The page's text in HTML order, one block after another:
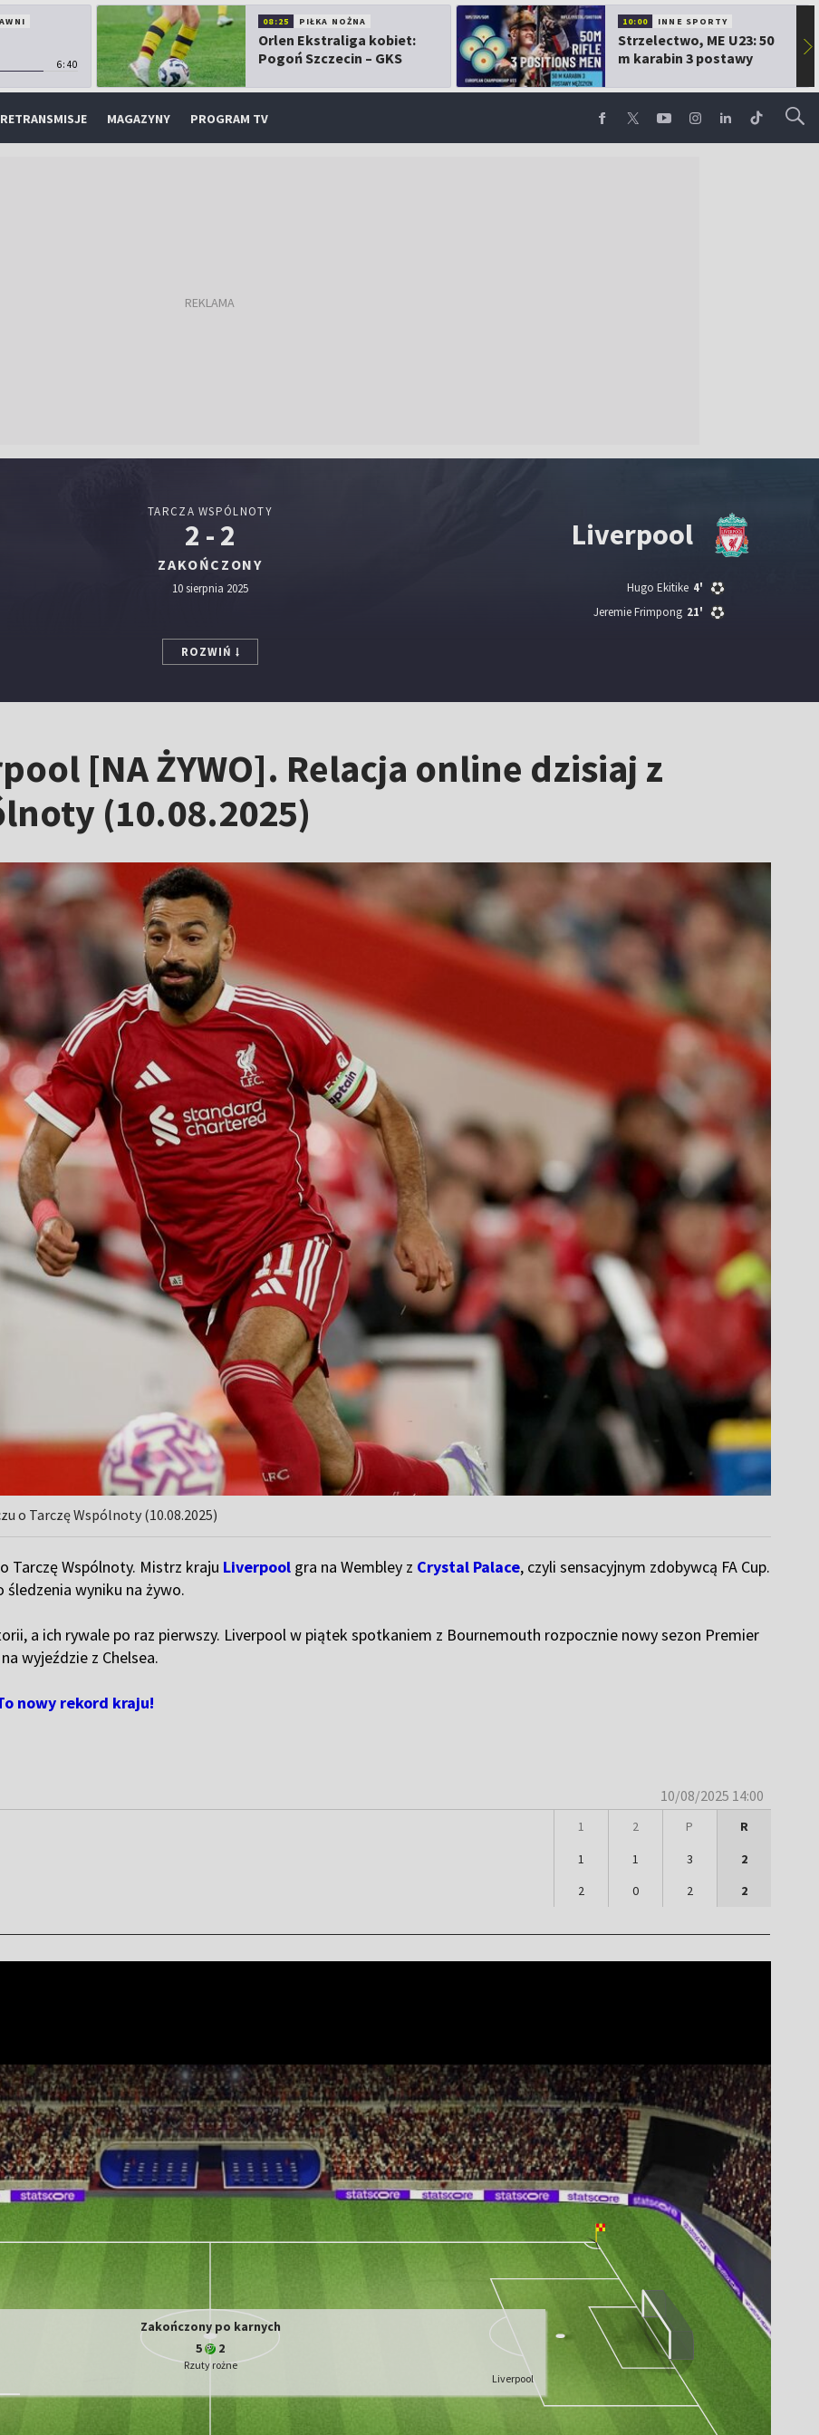
6:40
08:25 PIŁKA NOŻNA
Orlen Ekstraliga kobiet:
Pogoń Szczecin – GKS
10:00 INNE SPORTY
Strzelectwo, ME U23: 50
m karabin 3 postawy
▶
RETRANSMISJE MAGAZYNY PROGRAM TV
TARCZA WSPÓLNOTY
2 - 2
ZAKOŃCZONY
10 sierpnia 2025
Liverpool
4'
Hugo Ekitike
21'
Jeremie Frimpong
ROZWIŃ
[NA ŻYWO]. Relacja online dzisiaj z
(10.08.2025)
o Tarczę Wspólnoty (10.08.2025)
Tarczę Wspólnoty. Mistrz kraju Liverpool gra na Wembley z Crystal Palace, czyli sensacyjnym zdobywcą FA Cup.
śledzenia wyniku na żywo.
a ich rywale po raz pierwszy. Liverpool w piątek spotkaniem z Bournemouth rozpocznie nowy sezon Premier
wyjeździe z Chelsea.
nowy rekord kraju!
10/08/2025 14:00
1
1
2
2
1
0
P
3
2
R
2
2
Zakończony po karnych
5 2
Rzuty rożne
Liverpool